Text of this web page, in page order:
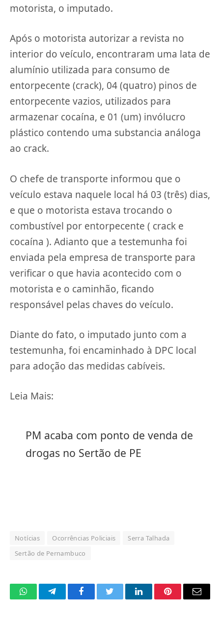
motorista, o imputado.
Após o motorista autorizar a revista no
interior do veículo, encontraram uma lata de
alumínio utilizada para consumo de
entorpecente (crack), 04 (quatro) pinos de
entorpecente vazios, utilizados para
armazenar cocaína, e 01 (um) invólucro
plástico contendo uma substancia análoga
ao crack.
O chefe de transporte informou que o
veículo estava naquele local há 03 (três) dias,
e que o motorista estava trocando o
combustível por entorpecente ( crack e
cocaína ). Adianto que a testemunha foi
enviada pela empresa de transporte para
verificar o que havia acontecido com o
motorista e o caminhão, ficando
responsável pelas chaves do veículo.
Diante do fato, o imputado junto com a
testemunha, foi encaminhado à DPC local
para adoção das medidas cabíveis.
Leia Mais:
PM acaba com ponto de venda de
drogas no Sertão de PE
Notícias Ocorrências Policiais
Serra Talhada
Sertão de Pernambuco
WhatsAppTelegramFacebookTwitter LinkedInPinterestEmail